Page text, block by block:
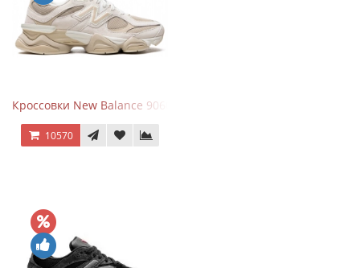
Кроссовки New Balance 9060 Beige White
10570